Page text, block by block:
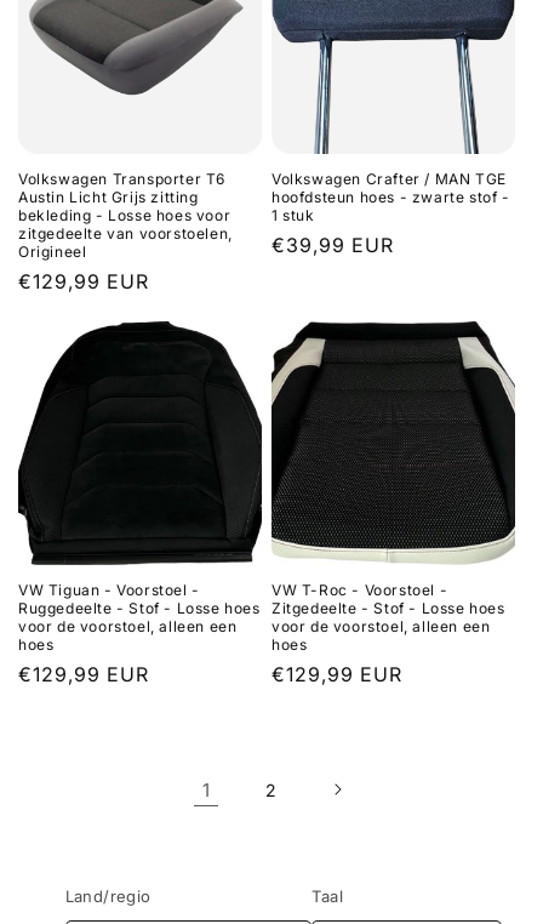
Volkswagen Transporter T6
Austin Licht Grijs zitting
bekleding - Losse hoes voor
zitgedeelte van voorstoelen,
Origineel
Normale
€129,99 EUR
Volkswagen Crafter / MAN TGE
hoofdsteun hoes - zwarte stof -
1 stuk
Normale
€39,99 EUR
VW Tiguan - Voorstoel -
Ruggedeelte - Stof - Losse hoes
voor de voorstoel, alleen een
hoes
Normale
€129,99 EUR
VW T-Roc - Voorstoel -
Zitgedeelte - Stof - Losse hoes
voor de voorstoel, alleen een
hoes
Normale
€129,99 EUR
1 2
Land/regio Taal